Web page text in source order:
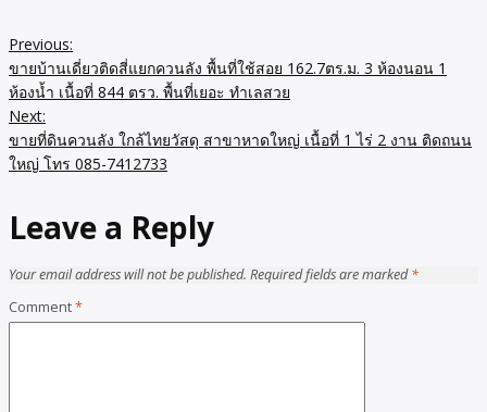
Previous:
ขายบ้านเดี่ยวติดสี่แยกควนลัง พื้นที่ใช้สอย 162.7ตร.ม. 3 ห้องนอน 1
ห้องน้ำ เนื้อที่ 844 ตรว. พื้นที่เยอะ ทำเลสวย
Next:
ขายที่ดินควนลัง ใกล้ไทยวัสดุ สาขาหาดใหญ่ เนื้อที่ 1 ไร่ 2 งาน ติดถนน
ใหญ่ โทร 085-7412733
Leave a Reply
Your email address will not be published. Required fields are marked*
Comment*